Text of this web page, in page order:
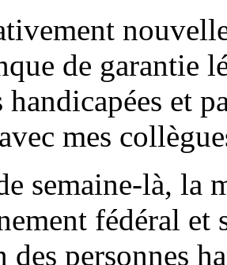
de garantie
handicapées et
mes
semaine-là, la
fédéral et
personnes